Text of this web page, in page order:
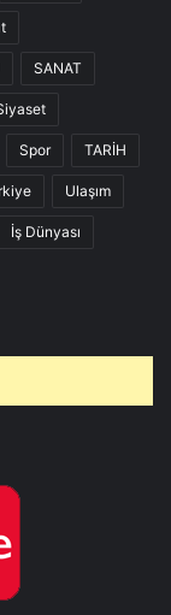
SANAT
Spor TARİH
Ulaşım
İş Dünyası